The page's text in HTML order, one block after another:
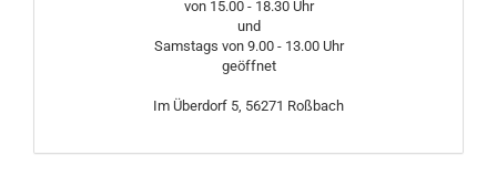
von 15.00 - 18.30 Uhr
und
Samstags von 9.00 - 13.00 Uhr
geöffnet
Im Überdorf 5, 56271 Roßbach